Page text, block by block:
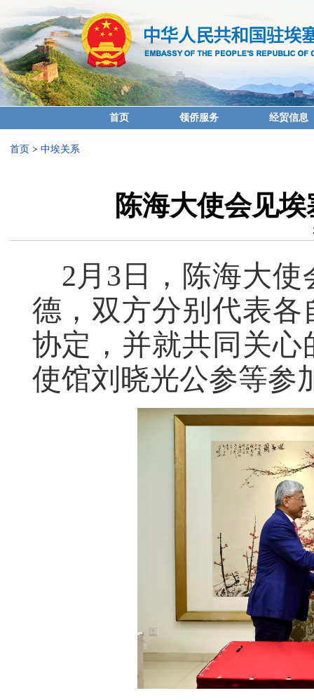
首页 领侨服务 经贸信息
首页 > 中埃关系
陈海大使会见
2月3日，陈海大
德，双方分别代表
协定，并就共同关
使馆刘晓光公参等参